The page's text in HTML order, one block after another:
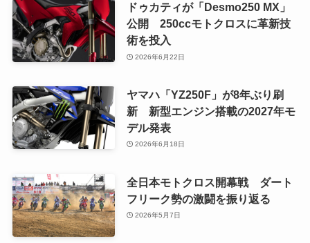
ドゥカティが「Desmo250 MX」
公開 250ccモトクロスに革新技
術を投入
2026年6月22日
ヤマハ「YZ250F」が8年ぶり刷
新 新型エンジン搭載の2027年モ
デル発表
2026年6月18日
全日本モトクロス開幕戦 ダート
フリーク勢の激闘を振り返る
2026年5月7日